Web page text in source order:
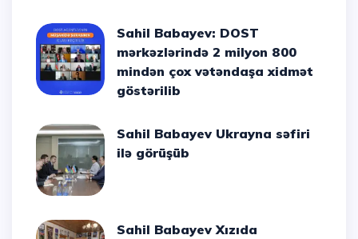
Sahil Babayev: DOST
mərkəzlərində 2 milyon 800
mindən çox vətəndaşa xidmət
göstərilib
Sahil Babayev Ukrayna səfiri
ilə görüşüb
Sahil Babayev Xızıda